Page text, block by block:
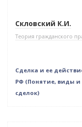
Скловский К.И.
Теория гражданского
Сделка и ее
РФ (Понятие, виды и
сделок)